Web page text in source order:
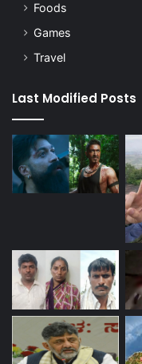
Foods
Games
Travel
Last Modified Posts